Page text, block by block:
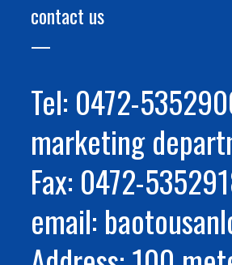
contact us
Tel: 0472-
marketing
Fax: 0472-
email: